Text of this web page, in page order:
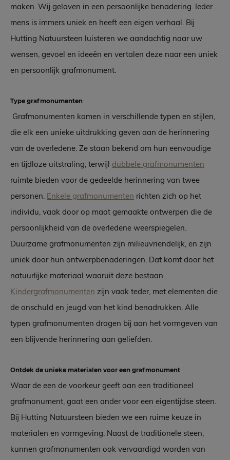
maken. Wij geloven in een persoonlijke benadering. Ieder
mens is immers uniek en heeft een eigen verhaal. Bij
Hutting Natuursteen luisteren we aandachtig naar uw
wensen, gevoel en ideeën en vertalen deze naar een uniek
en persoonlijk grafmonument.
Type grafmonumenten
Grafmonumenten komen in verschillende typen en stijlen,
die elk een unieke uitdrukking geven aan de herinnering
van de overledene. Ze staan bekend om hun eenvoudige
en tijdloze uitstraling, terwijl dubbele grafmonumenten
ruimte bieden voor de gedeelde herinnering van twee
personen. Enkele grafmonumenten richten zich op het
individu, vaak door op maat gemaakte ontwerpen die de
persoonlijkheid van de overledene weerspiegelen.
Duurzame grafmonumenten zijn milieuvriendelijk, en zijn
uniek door hun ontwerpbenaderingen. Dat komt door het
natuurlijke materiaal waaruit deze bestaan.
Kindergrafmonumenten zijn vaak teder, met elementen die
de onschuld en jeugd van het kind benadrukken. Alle
typen grafmonumenten dragen bij aan het vormgeven van
een blijvende herinnering aan geliefden.
Ontdek de unieke materialen voor een grafmonument
Waar de een de voorkeur geeft aan een traditioneel
grafmonument, gaat een ander voor een eigentijdse steen.
Bij Hutting Natuursteen bieden we een ruime keuze in
materialen en vormgeving. Naast de traditionele steen,
kunnen grafmonumenten ook vervaardigd worden van